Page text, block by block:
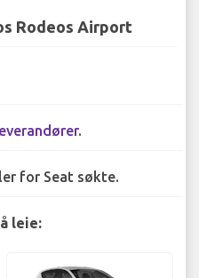
Rodeos Airport
.
for Seat søkte.
leie: